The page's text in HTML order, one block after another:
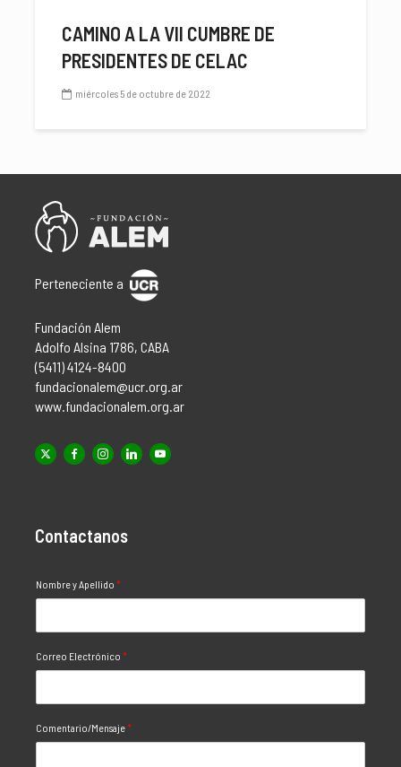
CAMINO A LA VII CUMBRE DE
PRESIDENTES DE CELAC
miércoles 5 de octubre de 2022
Perteneciente a
Fundación Alem
Adolfo Alsina 1786, CABA
(5411) 4124-8400
fundacionalem@ucr.org.ar
www.fundacionalem.org.ar
Contactanos
Nombre y Apellido *
Correo Electrónico *
Comentario/Mensaje*